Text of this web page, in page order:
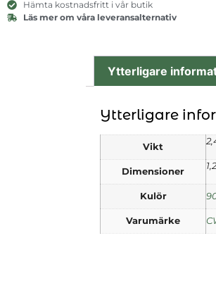
Hämta kostnadsfritt i vår butik
Läs mer om våra leveransalternativ
Ytterligare
Ytterligare
Vikt
Dimensioner
Kulör
Varumärke